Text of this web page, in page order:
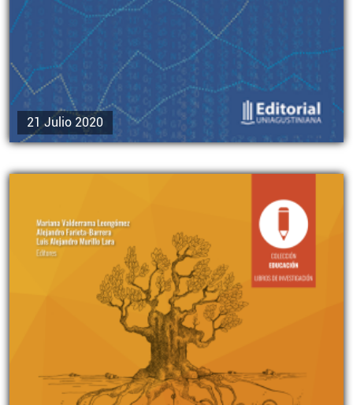
21 Julio 2020